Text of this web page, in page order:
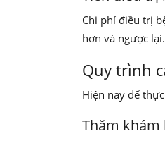
Chi phí điều trị
hơn và ngược lại.
Quy trình
Hiện nay để
Thăm khám